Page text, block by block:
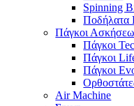
Spinning
Ποδήλατα
Πάγκοι
Πάγκοι
Πάγκοι
Πάγκοι
Air Machine